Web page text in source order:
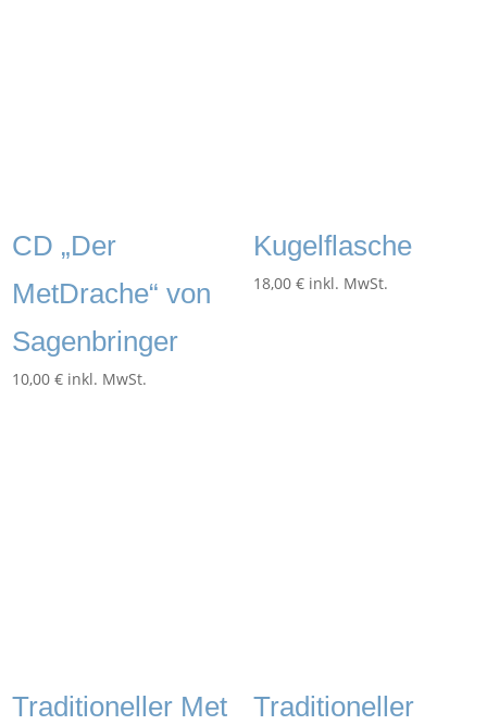
CD „Der
MetDrache“ von
Sagenbringer
10,00€ inkl. MwSt.
Kugelflasche
18,00 € inkl. MwSt.
Traditioneller Met
Traditioneller